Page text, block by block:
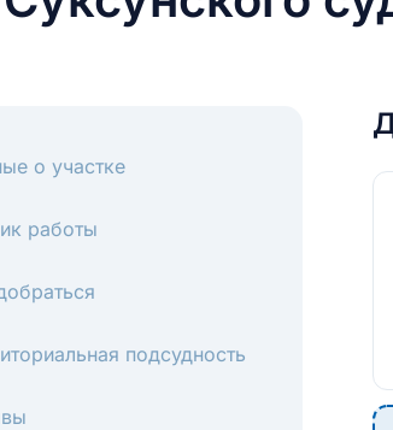
о участке
работы
подсудность